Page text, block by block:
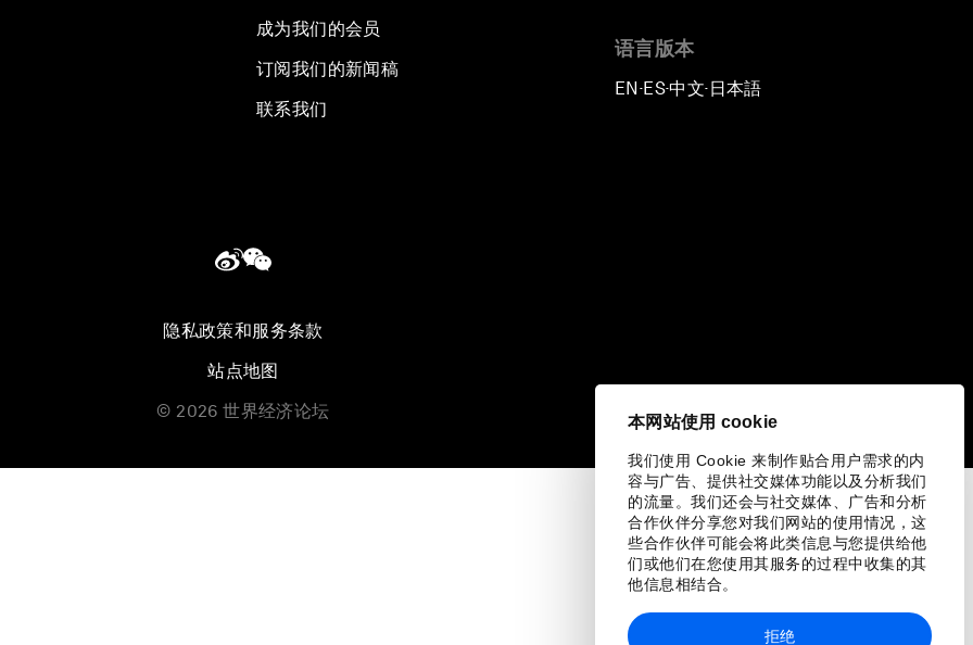
本网站使用 cookie
我们使用 Cookie 来制作贴合用户需求的内
容与广告、提供社交媒体功能以及分析我们
的流量。我们还会与社交媒体、广告和分析
合作伙伴分享您对我们网站的使用情况，这
些合作伙伴可能会将此类信息与您提供给他
们或他们在您使用其服务的过程中收集的其
他信息相结合。
拒绝
成为我们的会员
订阅我们的新闻稿
联系我们
语言版本
EN ▪ES▪中文▪ 日本語
隐私政策和服务条款
站点地图
© 2026 世界经济论坛